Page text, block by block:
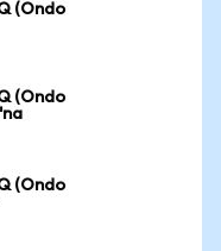
(Ondo
(Ondo
(Ondo